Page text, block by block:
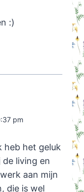
:)
pm
heb het geluk
de living en
aan mijn
die is wel